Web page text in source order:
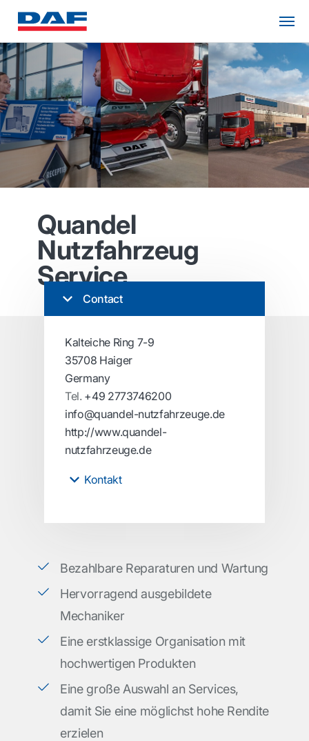
Quandel
Nutzfahrzeug
Service
Contact
Kalteiche Ring 7-9
35708 Haiger
Germany
Tel. +49 2773746200
info@quandel-nutzfahrzeuge.de
http://www.quandel-
nutzfahrzeuge.de
Kontakt
Bezahlbare Reparaturen und Wartung
Hervorragend ausgebildete
Mechaniker
Eine erstklassige Organisation mit
hochwertigen Produkten
Eine große Auswahl an Services,
damit Sie eine möglichst hohe Rendite
erzielen